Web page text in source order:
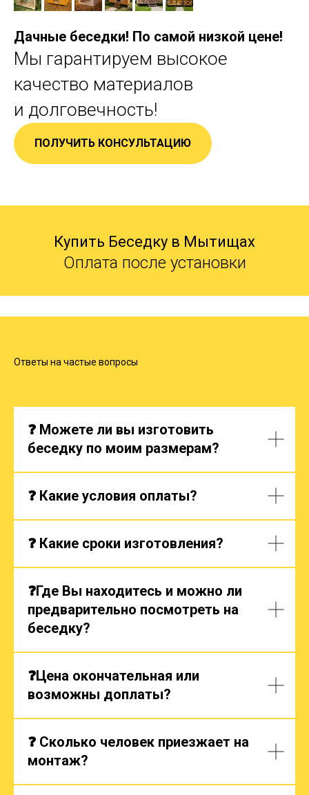
Дачные беседки! По самой низкой цене!
Мы гарантируем высокое
качество материалов
и долговечность!
ПОЛУЧИТЬ КОНСУЛЬТАЦИЮ
Купить Беседку в Мытищах
Оплата после установки
Ответы на частые вопросы
❓ Можете ли вы изготовить
беседку по моим размерам?
❓ Какие условия оплаты?
❓ Какие сроки изготовления?
❓Где Вы находитесь и можно ли
предварительно посмотреть на
беседку?
❓Цена окончательная или
возможны доплаты?
❓ Сколько человек приезжает на
монтаж?